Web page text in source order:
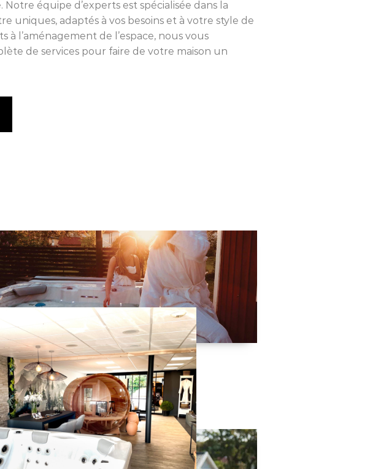
équipe d’experts est spécialisée dans la
uniques, adaptés à vos besoins et à votre style de
à l’aménagement de l’espace, nous vous
de services pour faire de votre maison un